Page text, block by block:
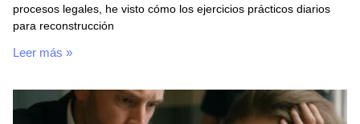
procesos legales, he visto cómo los ejercicios prácticos diarios
para reconstrucción
Leer más »